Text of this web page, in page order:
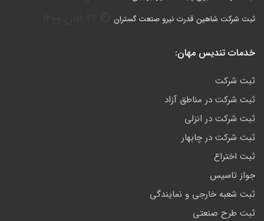
ثبت شرکت شاهین قدرت نیرو صنعت گستران
خدمات تندیس مهان:
ثبت شرکت
ثبت شرکت در مناطق آزاد
ثبت شرکت در انزلی
ثبت شرکت در چابهار
ثبت اختراع
جواز تاسیس
ثبت شعبه خارجی و نمایندگی
ثبت طرح صنعتی